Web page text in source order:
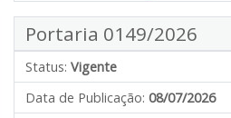
Portaria 0149/2026
Status: Vigente
Data de Publicação: 08/07/2026